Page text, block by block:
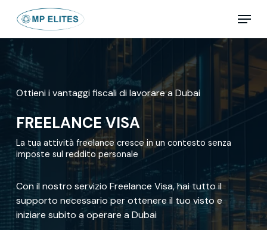
content
Menu
Ottieni i vantaggi fiscali di lavorare a Dubai
FREELANCE VISA
La tua attività freelance cresce in un contesto senza
imposte sul reddito personale
Con il nostro servizio Freelance Visa, hai tutto il
supporto necessario per ottenere il tuo visto e
iniziare subito a operare a Dubai
Close